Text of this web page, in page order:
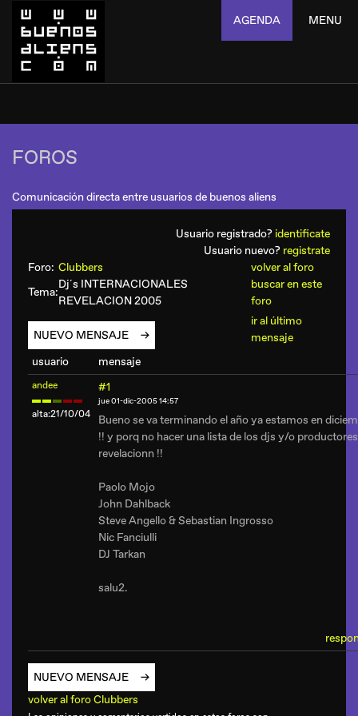
AGENDA MENU
FOROS
Comunicación directa entre usuarios de buenos aliens
Usuario registrado? identificate
Usuario nuevo? registrate
Foro: Clubbers
volver al foro
Tema:
Dj´s INTERNACIONALES
REVELACION 2005
buscar en este
foro
NUEVO MENSAJE
ir al último
mensaje
usuario
mensaje
andee
alta:21/10/04
#1
jue 01-dic-2005 14:57
Bueno se va terminando el año ya estamos en
!! y porq no hacer una lista de los djs y/o productores
revelacionn !!
Paolo Mojo
John Dahlback
Steve Angello & Sebastian Ingrosso
Nic Fanciulli
DJ Tarkan
salu2.
NUEVO MENSAJE
volver al foro Clubbers